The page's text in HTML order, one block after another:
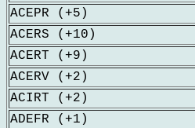
ACEPR (+5)
ACERS (+10)
ACERT (+9)
ACERV (+2)
ACIRT (+2)
ADEFR (+1)